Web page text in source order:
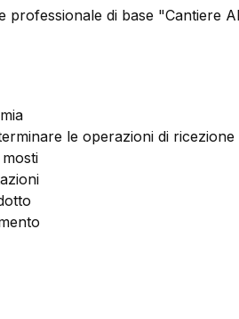
professionale di base "Cantiere
le operazioni di ricezione